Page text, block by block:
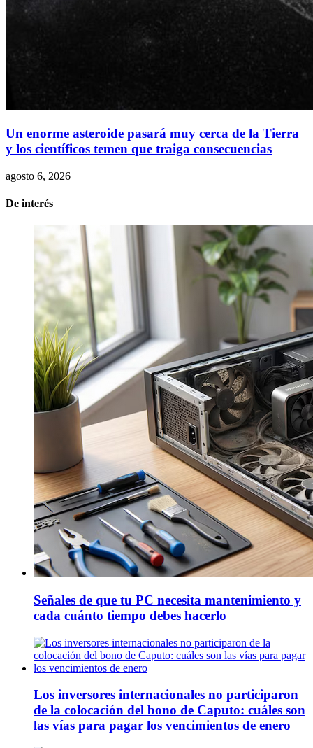
Un enorme asteroide pasará muy cerca de la Tierra
y los científicos temen que traiga consecuencias
agosto 6, 2026
De interés
Señales de que tu PC necesita mantenimiento y
cada cuánto tiempo debes hacerlo
Los inversores internacionales no participaron
de la colocación del bono de Caputo: cuáles son
las vías para pagar los vencimientos de enero